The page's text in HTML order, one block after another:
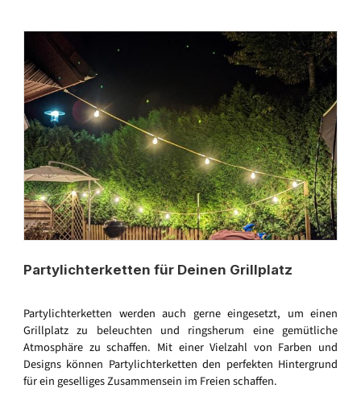
Partylichterketten für Deinen Grillplatz
Partylichterketten werden auch gerne eingesetzt, um einen
Grillplatz zu beleuchten und ringsherum eine gemütliche
Atmosphäre zu schaffen. Mit einer Vielzahl von Farben und
Designs können Partylichterketten den perfekten Hintergrund
für ein geselliges Zusammensein im Freien schaffen.